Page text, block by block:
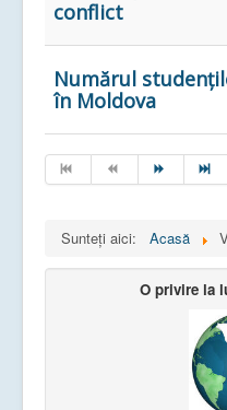
conflict
Numărul
în Moldova
Sunteți aici: Acasă
O privire la